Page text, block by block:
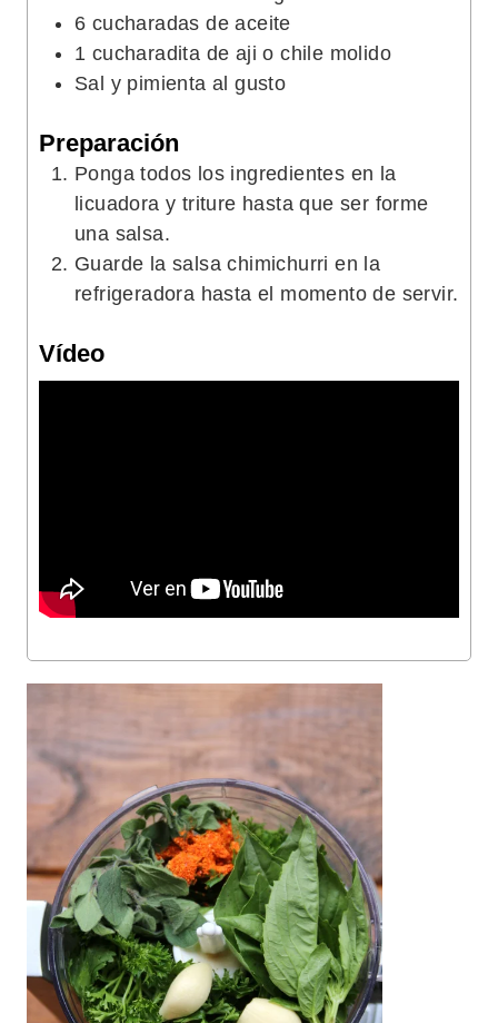
6 cucharadas de aceite
1 cucharadita de aji o chile molido
Sal y pimienta al gusto
Preparación
Ponga todos los ingredientes en la
licuadora y triture hasta que ser forme
una salsa.
Guarde la salsa chimichurri en la
refrigeradora hasta el momento de servir.
Vídeo